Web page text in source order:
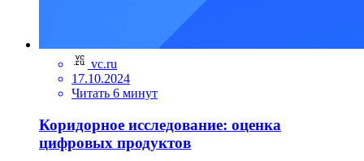
vc.ru
17.10.2024
Читать 6 минут
Коридорное исследование: оценка
цифровых продуктов